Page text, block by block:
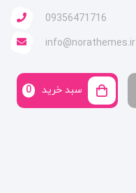
09356471716
info@norathemes.ir
سبد خرید 0